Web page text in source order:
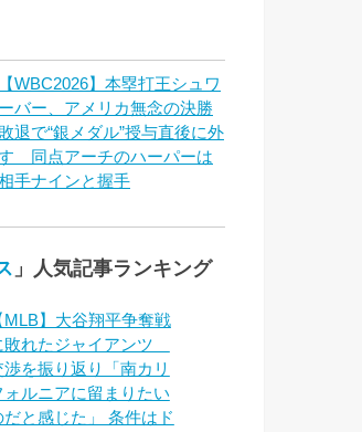
【WBC2026】本塁打王シュワ
ーバー、アメリカ無念の決勝
敗退で“銀メダル”授与直後に外
同点アーチのハーパーは
手ナインと握手
」人気記事ランキング
MLB】大谷翔平争奪戦
敗れたジャイアンツ
渉を振り返り「南カリ
ォルニアに留まりたい
だと感じた」 条件はド